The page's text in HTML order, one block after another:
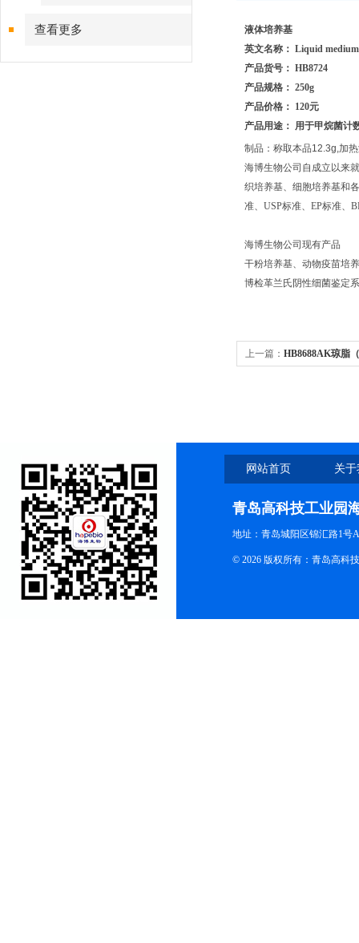
查看更多
液体培养基
英文名称： Liquid medium
产品货号： HB8724
产品规格： 250g
产品价格： 120元
产品用途： 用于甲烷菌计
制品：称取本品12.3g,加
海博生物公司自成立以来
织培养基、细胞培养基和
准、USP标准、EP标准、
海博生物公司现有产品
干粉培养基、动物疫苗培
博检革兰氏阴性细菌鉴定
上一篇： HB8688AK琼脂
网站首页 关
青岛高科技工业园
地址：青岛城阳区锦汇路1号
© 2026 版权所有：青岛高科